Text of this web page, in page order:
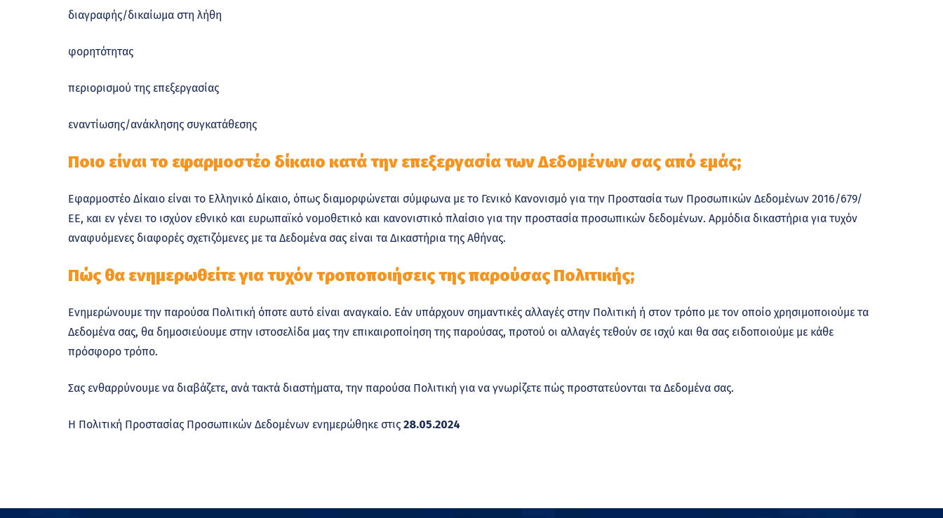
διαγραφής/δικαίωμα στη λήθη
φορητότητας
περιορισμού της επεξεργασίας
εναντίωσης/ανάκλησης συγκατάθεσης
Ποιο είναι το εφαρμοστέο δίκαιο κατά την επεξεργασία των Δεδομένων σας από εμάς;
Εφαρμοστέο Δίκαιο είναι το Ελληνικό Δίκαιο, όπως διαμορφώνεται σύμφωνα με το Γενικό Κανονισμό για την Προστασία των Προσωπικών Δεδομένων 2016/679/
ΕΕ, και εν γένει το ισχύον εθνικό και ευρωπαϊκό νομοθετικό και κανονιστικό πλαίσιο για την προστασία προσωπικών δεδομένων. Αρμόδια δικαστήρια για τυχόν
αναφυόμενες διαφορές σχετιζόμενες με τα Δεδομένα σας είναι τα Δικαστήρια της Αθήνας.
Πώς θα ενημερωθείτε για τυχόν τροποποιήσεις της παρούσας Πολιτικής;
Ενημερώνουμε την παρούσα Πολιτική όποτε αυτό είναι αναγκαίο. Εάν υπάρχουν σημαντικές αλλαγές στην Πολιτική ή στον τρόπο με τον οποίο χρησιμοποιούμε τα
Δεδομένα σας, θα δημοσιεύουμε στην ιστοσελίδα μας την επικαιροποίηση της παρούσας, προτού οι αλλαγές τεθούν σε ισχύ και θα σας ειδοποιούμε με κάθε
πρόσφορο τρόπο.
Σας ενθαρρύνουμε να διαβάζετε, ανά τακτά διαστήματα, την παρούσα Πολιτική για να γνωρίζετε πώς προστατεύονται τα Δεδομένα σας.
Η Πολιτική Προστασίας Προσωπικών Δεδομένων ενημερώθηκε στις 28.05.2024